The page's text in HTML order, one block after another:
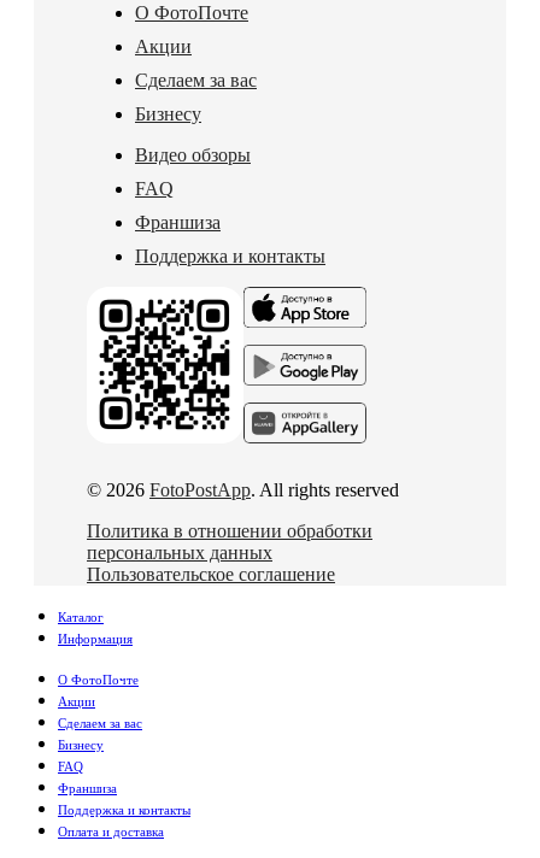
О ФотоПочте
Акции
Сделаем за вас
Бизнесу
Видео обзоры
FAQ
Франшиза
Поддержка и контакты
© 2026 FotoPostApp. All rights reserved
Политика в отношении обработки
персональных данных
Пользовательское соглашение
Каталог
Информация
О ФотоПочте
Акции
Сделаем за вас
Бизнесу
FAQ
Франшиза
Поддержка и контакты
Оплата и доставка